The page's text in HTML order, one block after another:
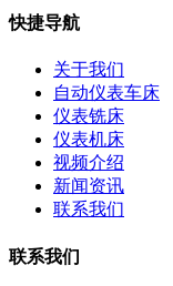
快捷导航
关于我们
自动仪表车床
仪表铣床
仪表机床
视频介绍
新闻资讯
联系我们
联系我们